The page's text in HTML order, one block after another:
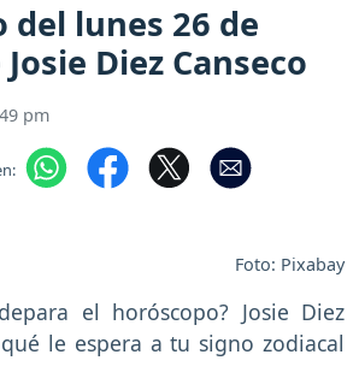
del lunes 26 de
Diez Canseco
pm
Foto: Pixabay
el horóscopo? Josie Diez
le espera a tu signo zodiacal